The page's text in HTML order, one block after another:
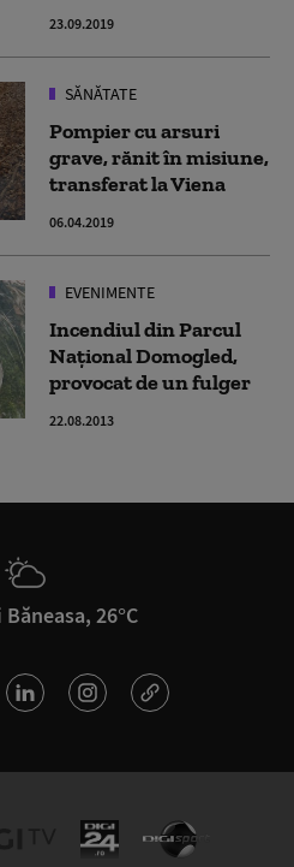
23.09.2019
SĂNĂTATE
Pompier cu arsuri
grave, rănit în misiune,
transferat la Viena
06.04.2019
EVENIMENTE
Incendiul din Parcul
Naţional Domogled,
provocat de un fulger
22.08.2013
26°C